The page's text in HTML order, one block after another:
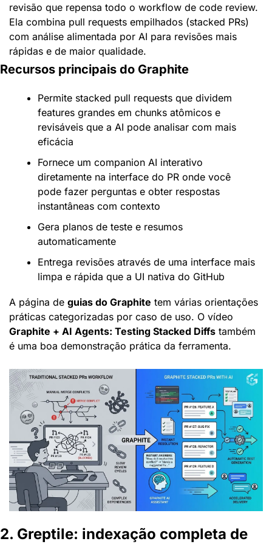
revisão que repensa todo o workflow de code review.
Ela combina pull requests empilhados (stacked PRs)
com análise alimentada por AI para revisões mais
rápidas e de maior qualidade.
Recursos principais do Graphite
Permite stacked pull requests que dividem
features grandes em chunks atômicos e
revisáveis que a AI pode analisar com mais
eficácia
Fornece um companion AI interativo
diretamente na interface do PR onde você
pode fazer perguntas e obter respostas
instantâneas com contexto
Gera planos de teste e resumos
automaticamente
Entrega revisões através de uma interface mais
limpa e rápida que a UI nativa do GitHub
A página de guias do Graphite tem várias orientações
Graphite + AI Agents: Testing Stacked Diffs também
é uma boa demonstração prática da ferramenta.
2. Greptile: indexação completa de